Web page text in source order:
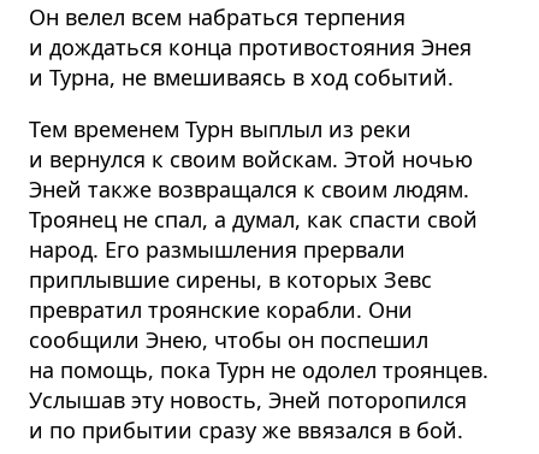
Он велел всем набраться терпения
и дождаться конца противостояния Энея
и Турна, не вмешиваясь в ход событий.
Тем временем Турн выплыл из реки
и вернулся к своим войскам. Этой ночью
Эней также возвращался к своим людям.
Троянец не спал, а думал, как спасти свой
народ. Его размышления прервали
приплывшие сирены, в которых Зевс
превратил троянские корабли. Они
сообщили Энею, чтобы он поспешил
на помощь, пока Турн не одолел троянцев.
Услышав эту новость, Эней поторопился
и по прибытии сразу же ввязался в бой.